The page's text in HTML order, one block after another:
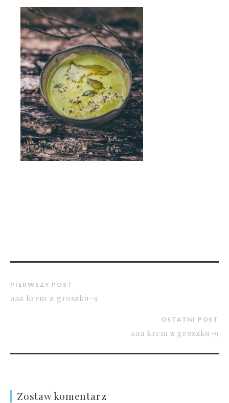
PIERWSZY POST
aaa krem z groszku-9
OSTATNI POST
aaa krem z groszku-9
Zostaw komentarz